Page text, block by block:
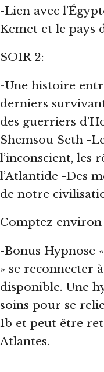
-Lien avec
Kemet et le pays
SOIR 2:
-Une histoire
derniers
des guerriers
Shemsou Seth -
l’inconscient, les
l’Atlantide -Des
de notre
Comptez environ
-Bonus Hypnose
» se reconnecter
disponible. Une
soins pour se
Ib et peut être
Atlantes.